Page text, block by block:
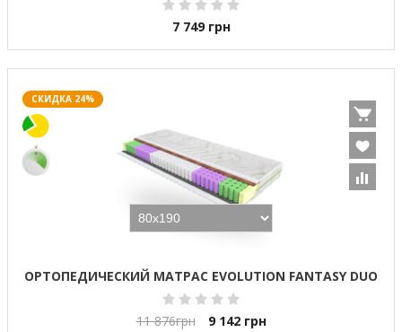
7 749 грн
СКИДКА 24%
ОРТОПЕДИЧЕСКИЙ МАТРАС EVOLUTION FANTASY DUO
11 876грн 9 142 грн